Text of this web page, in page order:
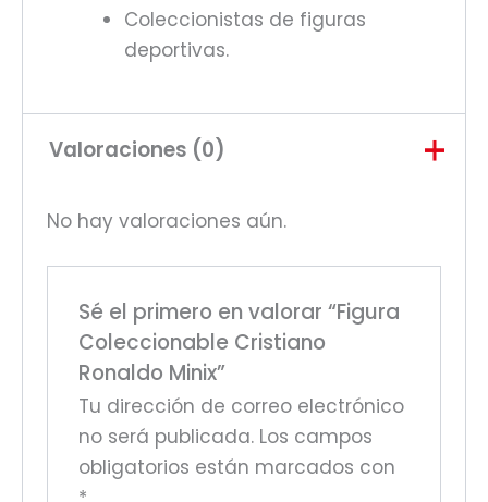
Coleccionistas de figuras
deportivas.
Valoraciones (0)
No hay valoraciones aún.
Sé el primero en valorar “Figura
Coleccionable Cristiano
Ronaldo Minix”
Tu dirección de correo electrónico
no será publicada. Los campos
obligatorios están marcados con